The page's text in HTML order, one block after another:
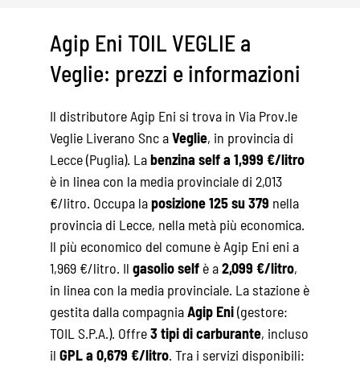
Agip Eni TOIL VEGLIE a
Veglie: prezzi e informazioni
Il distributore Agip Eni si trova in Via Prov.le
Veglie Liverano Snc aVeglie, in provincia di
Lecce (Puglia). Labenzina self a 1,999 €/litro
è in linea con la media provinciale di 2,013
€/litro. Occupa laposizione 125 su 379 nella
provincia di Lecce, nella metà più economica.
Il più economico del comune è Agip Eni eni a
1,969 €/litro. Il gasolio self è a2,099 €/litro,
in linea con la media provinciale. La stazione è
gestita dalla compagniaAgip Eni(gestore:
TOIL S.P.A.). Offre3 tipi di carburante, incluso
il GPL a 0,679 €/litro. Tra i servizi disponibili: